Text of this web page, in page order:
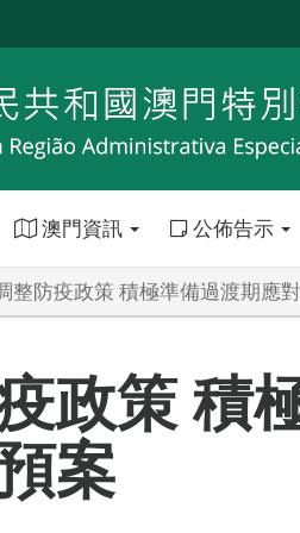
澳門資訊 公佈告示
整防疫政策 積極準備過渡期應
政策 積
案